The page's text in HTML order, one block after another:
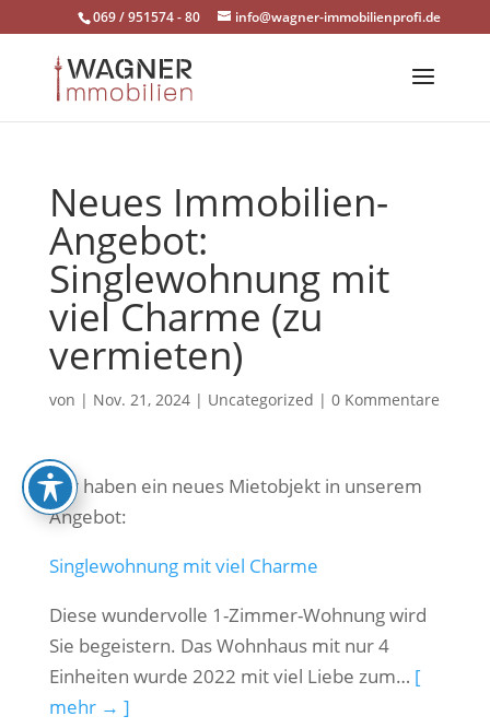
to
content
069 / 951574 - 80 info@wagner-immobilienprofi.de
Neues Immobilien-
Angebot:
Singlewohnung mit
viel Charme (zu
vermieten)
von | Nov. 21, 2024| Uncategorized | 0 Kommentare
Wir haben ein neues Mietobjekt in unserem
Angebot:
Singlewohnung mit viel Charme
Diese wundervolle 1-Zimmer-Wohnung wird
Sie begeistern. Das Wohnhaus mit nur 4
Einheiten wurde 2022 mit viel Liebe zum… [
mehr → ]